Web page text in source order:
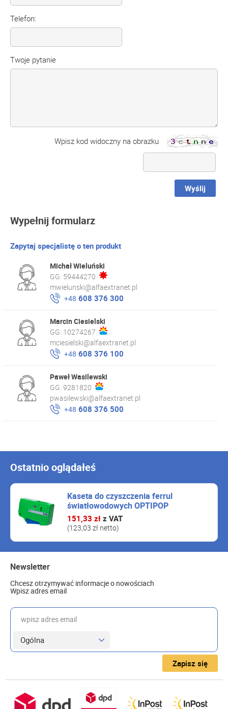
Telefon:
Twoje pytanie
Wpisz kod widoczny na obrazku
Wyślij
Wypełnij formularz
Zapytaj specjalistę o ten produkt
Michał Wieluński
GG: 59444270
mwielunski@alfaextranet.pl
+48 608 376 300
Marcin Ciesielski
GG: 10274267
mciesielski@alfaextranet.pl
+48 608 376 100
Paweł Wasilewski
GG: 9281820
pwasilewski@alfaextranet.pl
+48 608 376 500
Ostatnio oglądałeś
Kaseta do czyszczenia ferrul
światłowodowych OPTIPOP
151,33 zł z VAT
(123,03 zł netto)
Newsletter
Chcesz otrzymywać informacje o nowościach
Wpisz adres email
wpisz adres email
Zapisz się